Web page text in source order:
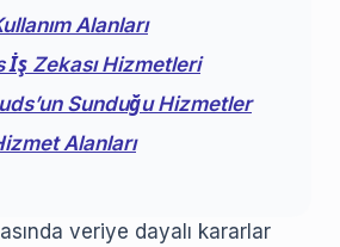
Alanları
İş Zekası Hizmetleri
Sunduğu Hizmetler
Alanları
veriye dayalı kararlar